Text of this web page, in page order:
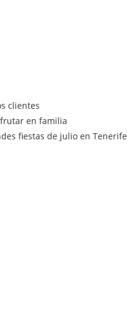
clientes
en familia
fiestas de julio en Tenerife